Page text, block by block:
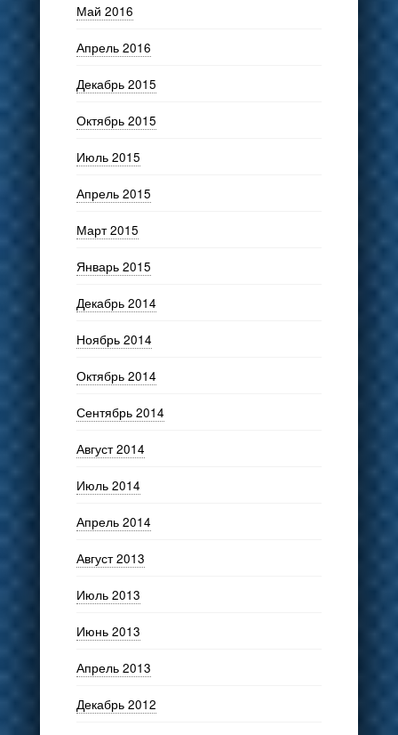
Май 2016
Апрель 2016
Декабрь 2015
Октябрь 2015
Июль 2015
Апрель 2015
Март 2015
Январь 2015
Декабрь 2014
Ноябрь 2014
Октябрь 2014
Сентябрь 2014
Август 2014
Июль 2014
Апрель 2014
Август 2013
Июль 2013
Июнь 2013
Апрель 2013
Декабрь 2012